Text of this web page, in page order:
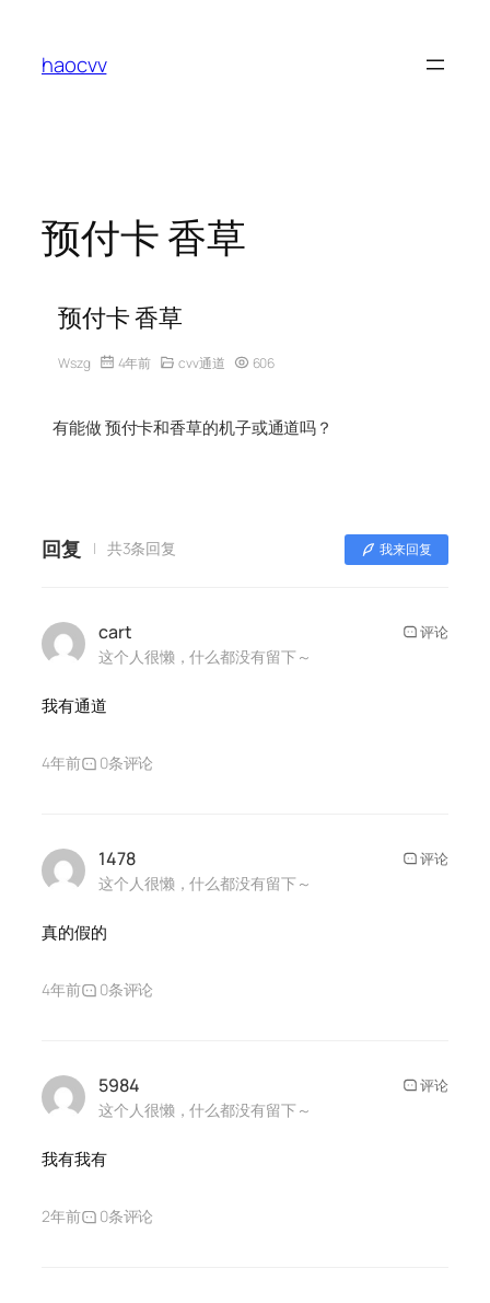
haocvv
预付卡 香草
预付卡 香草
Wszg 4年前 cvv通道 606
有能做 预付卡和香草的机子或通道吗？
回复 共3条回复 我来回复
cart
这个人很懒，什么都没有留下～
评论
我有通道
4年前 0条评论
1478
这个人很懒，什么都没有留下～
评论
真的假的
4年前 0条评论
5984
这个人很懒，什么都没有留下～
评论
我有我有
2年前 0条评论